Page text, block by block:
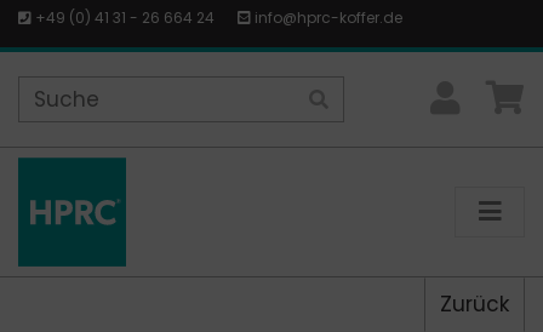
+49 (0) 41 31 - 26 664 24 info@hprc-koffer.de
Zurück